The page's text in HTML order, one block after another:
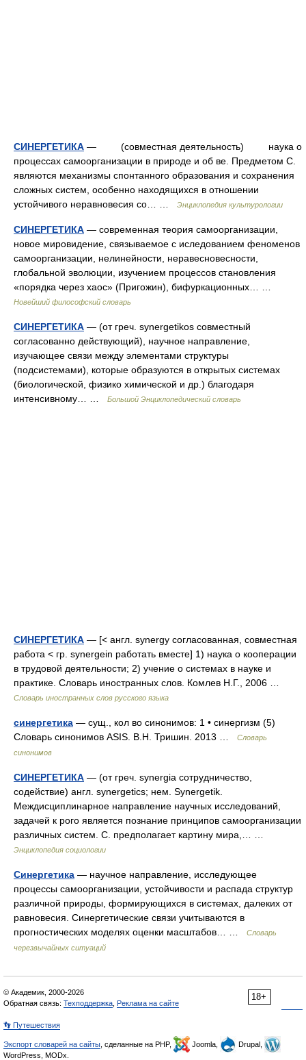
СИНЕРГЕТИКА — (совместная деятельность) наука о
процессах самоорганизации в природе и об ве. Предметом С.
являются механизмы спонтанного образования и сохранения
сложных систем, особенно находящихся в отношении
устойчивого неравновесия со… …
Энциклопедия культурологии
СИНЕРГЕТИКА — современная теория самоорганизации,
новое мировидение, связываемое с иследованием феноменов
самоорганизации, нелинейности, неравесновесности,
глобальной эволюции, изучением процессов становления
«порядка через хаос» (Пригожин), бифуркационных… …
Новейший философский словарь
СИНЕРГЕТИКА — (от греч. synergetikos совместный
согласованно действующий), научное направление,
изучающее связи между элементами структуры
(подсистемами), которые образуются в открытых системах
(биологической, физико химической и др.) благодаря
интенсивному… …
Большой Энциклопедический словарь
СИНЕРГЕТИКА — [< англ. synergy согласованная, совместная
работа < гр. synergein работать вместе] 1) наука о кооперации
в трудовой деятельности; 2) учение о системах в науке и
практике. Словарь иностранных слов. Комлев Н.Г., 2006 …
Словарь иностранных слов русского языка
синергетика — сущ., кол во синонимов: 1 • синергизм (5)
Словарь синонимов ASIS. В.Н. Тришин. 2013 …
Словарь
синонимов
СИНЕРГЕТИКА — (от греч. synergia сотрудничество,
содействие) англ. synergetics; нем. Synergetik.
Междисциплинарное направление научных исследований,
задачей к рого является познание принципов самоорганизации
различных систем. С. предполагает картину мира,… …
Энциклопедия социологии
Синергетика — научное направление, исследующее
процессы самоорганизации, устойчивости и распада структур
различной природы, формирующихся в системах, далеких от
равновесия. Синергетические связи учитываются в
прогностических моделях оценки масштабов… …
Словарь
черезвычайных ситуаций
18+
© Академик, 2000-2026
Обратная связь: Техподдержка Реклама на сайте
👣 Путешествия
Экспорт словарей на сайты , сделанные на PHP, Joomla,
Drupal,
WordPress, MODx.